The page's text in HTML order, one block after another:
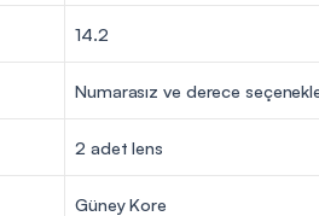
14.2
Numarasız ve derece
2 adet lens
Güney Kore